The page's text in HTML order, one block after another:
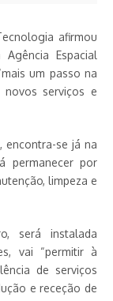
afirmou
Espacial
um passo na
serviços e
encontra-se já na
permanecer por
limpeza e
será instalada
vai “permitir à
de serviços
e receção de